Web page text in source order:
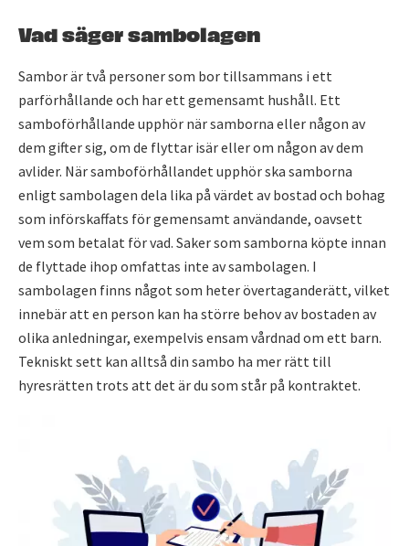
Vad säger sambolagen
Sambor är två personer som bor tillsammans i ett
parförhållande och har ett gemensamt hushåll. Ett
samboförhållande upphör när samborna eller någon av
dem gifter sig, om de flyttar isär eller om någon av dem
avlider. När samboförhållandet upphör ska samborna
enligt sambolagen dela lika på värdet av bostad och bohag
som införskaffats för gemensamt användande, oavsett
vem som betalat för vad. Saker som samborna köpte innan
de flyttade ihop omfattas inte av sambolagen. I
sambolagen finns något som heter övertaganderätt, vilket
innebär att en person kan ha större behov av bostaden av
olika anledningar, exempelvis ensam vårdnad om ett barn.
Tekniskt sett kan alltså din sambo ha mer rätt till
hyresrätten trots att det är du som står på kontraktet.